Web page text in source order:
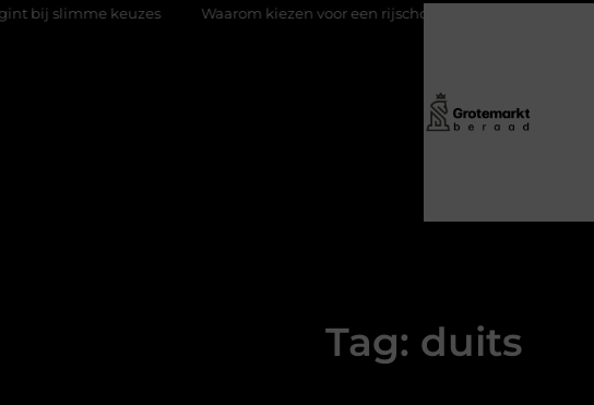
keuzes Waarom kiezen voor een rijschool in Utrecht?
Tag: duits